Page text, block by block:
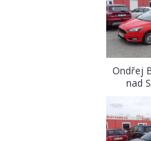
Ondřej
nad